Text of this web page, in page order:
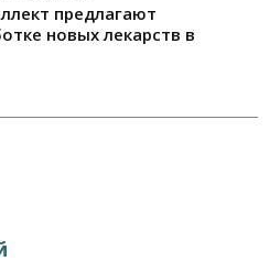
предлагают
новых лекарств в